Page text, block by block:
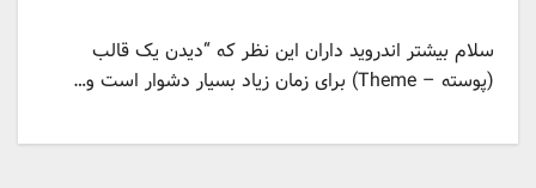
سلام بیشتر اندروید داران این نظر که “دیدن یک قالب
(پوسته – Theme) برای زمان زیاد بسیار دشوار است و…